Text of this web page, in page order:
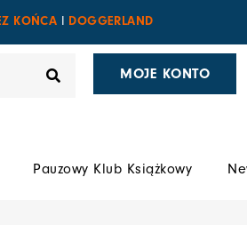
KOŃCA DOGGERLAND
MOJE KONTO
Pauzowy Klub Książkowy